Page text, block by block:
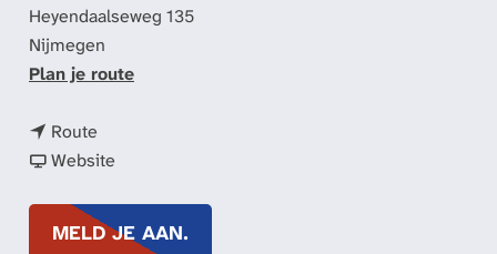
Heyendaalseweg 135
Nijmegen
Plan je routen
g
Route
a
r
D
Website
D
MELD JE AAN.